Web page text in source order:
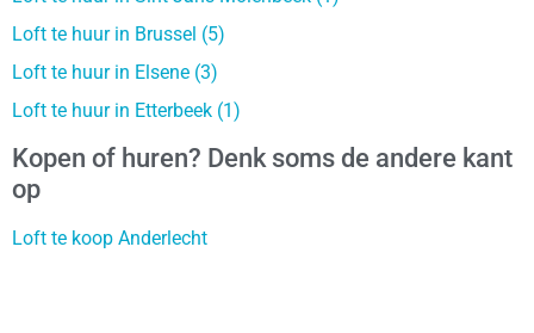
Loft te huur in Brussel (5)
Loft te huur in Elsene (3)
Loft te huur in Etterbeek (1)
Kopen of huren? Denk soms de andere kant
op
Loft te koop Anderlecht